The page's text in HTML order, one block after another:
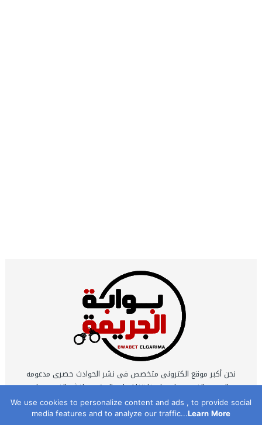
نحن أكبر موقع الكترونى متخصص فى نشر الحوادث حصرى مدعومه
بالصور والفيديوهات ولدينا قناة على اليوتيوب لنشر الفيديوهات
الحصرية التى يتم تصويرها بمعرفه نخبة كبيرة من أكفأ محرري
الحوادث .. نحن اكبر شبكة مراسلين تعمل 24 ساعه يوميا .. نحن موقع
We use cookies to personalize content and ads , to provide social
media features and to analyze our traffic...Learn More